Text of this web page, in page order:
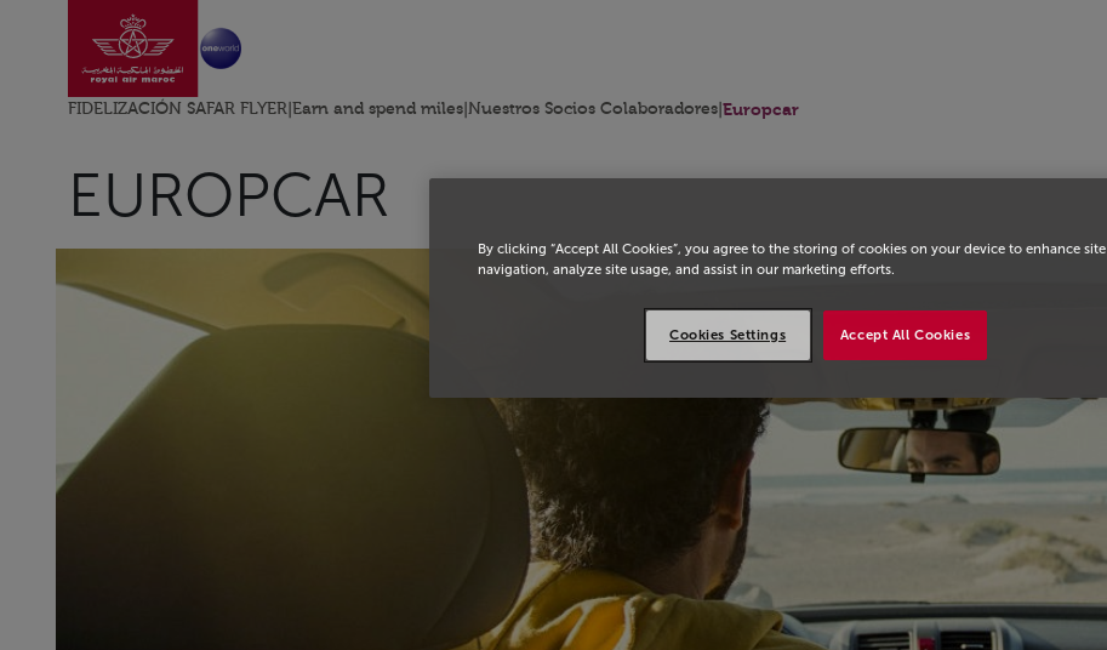
Saltar al contenido principal
Ir a la página de inicio
FIDELIZACIÓN SAFAR FLYER Earn and spend miles Nuestros Socios Colaboradores Europcar
EUROPCAR
By clicking “Accept All Cookies”, you agree to the storing of cookies on your device to enhance site
navigation, analyze site usage, and assist in our marketing efforts.
Accept All Cookies
Cookies Settings